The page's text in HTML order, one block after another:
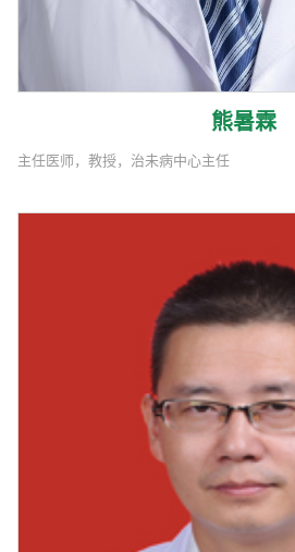
熊暑霖
主任医师，教授，治未病中心主任